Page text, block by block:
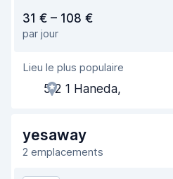
Recherche facile
Agent serviable
Prise en charge rapide
Restitution rapide
Propreté de la voiture
31 € – 108 €
par jour
Lieu le plus populaire
5 2 1 Haneda,
yesaway
2 emplacements